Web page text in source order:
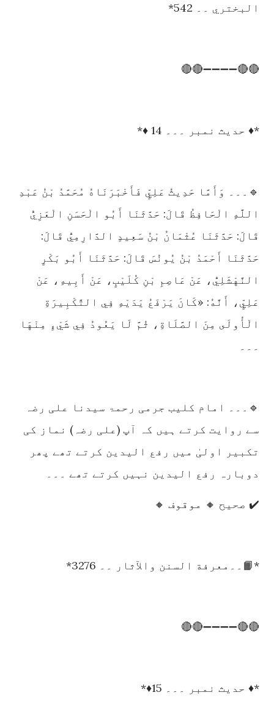
البختري ۔۔ 542*
🔴🔴➖➖➖➖🔴🔴
*♦️ حدیث نمبر ۔۔۔ 14 ♦️*
🔹۔۔۔ وَأَمَّا حَدِيثُ عَلِيٍّ فَأَخْبَرَنَاهُ مُحَمَّدُ بْنُ عَبْدِ
اللَّهِ الْحَافِظُ قَالَ: حَدَّثَنَا أَبُو الْحَسَنِ الْعَزِيُّ
قَالَ: حَدَّثَنَا عُثْمَانُ بْنُ سَعِيدٍ الدَّارِمِيُّ قَالَ:
حَدَّثَنَا أَحْمَدُ بْنُ يُونُسَ قَالَ: حَدَّثَنَا أَبُو بَكْرٍ
النَّهْشَلِيُّ، عَنْ عَاصِمِ بْنِ كُلَيْبٍ، عَنْ أَبِيهِ، عَنْ
عَلِيٍّ، أَنَّهُ: «كَانَ يَرْفَعُ يَدَيْهِ فِي التَّكْبِيرَةِ
الْأُولَى مِنَ الصَّلَاةِ، ثُمَّ لَا يَعُودُ فِي شَيْءٍ مِنْهَا
۔۔۔
🔹۔۔۔ امام کلیب جرمی رحمۃ سیدنا علی رضہ
سے روایت کرتے ہیں کہ آپ (علی رضہ) نماز کی
تکبیر اولیٰ میں رفع الیدین کرتے تھے پھر
دوبارہ رفع الیدین نہیں کرتے تھے ۔۔۔
✔️ صحیح 🔸 موقوف 🔸
*📙۔۔معرفة السنن والآثار ۔۔ 3276*
🔴🔴➖➖➖➖🔴🔴
*♦️ حدیث نمبر ۔۔۔ 15♦️*